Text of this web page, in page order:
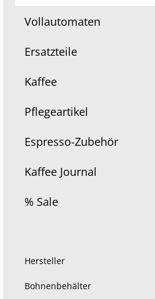
Vollautomaten
Ersatzteile
Kaffee
Pflegeartikel
Espresso-Zubehör
Kaffee Journal
% Sale
Hersteller
Bohnenbehälter